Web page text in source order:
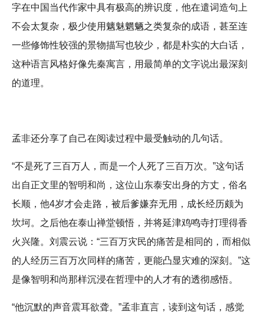
字在中国当代作家中具有极高的辨识度，他在遣词造句上
不会太复杂，极少使用魑魅魍魉之类复杂的成语，甚至连
一些修饰性较强的景物描写也较少，都是朴实的大白话，
这种语言风格好像先秦寓言，用最简单的文字说出最深刻
的道理。
孟非还分享了自己在阅读过程中最受触动的几句话。
“不是死了三百万人，而是一个人死了三百万次。”这句话
出自正文里的智明和尚，这位山东泰安出身的方丈，俗名
长顺，他4岁才会走路，被后爹嫌弃无用，成长经历颇为
坎坷。之后他在泰山禅堂顿悟，并将延津鸡鸣寺打理得香
火兴隆。刘震云说：“三百万灾民的痛苦是相同的，而相似
的人经历三百万次同样的痛苦，更能凸显灾难的深刻。”这
是像智明和尚那样沉浸在哲理中的人才有的透彻感悟。
“他沉默的声音震耳欲聋。”孟非直言，读到这句话，感觉